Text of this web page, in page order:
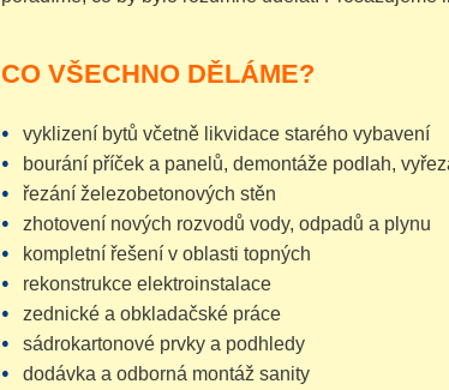
CO VŠECHNO DĚLÁME?
vyklizení bytů včetně likvidace starého vybavení
bourání příček a panelů, demontáže podlah,
řezání železobetonových stěn
zhotovení nových rozvodů vody, odpadů a plynu
kompletní řešení v oblasti topných
rekonstrukce elektroinstalace
zednické a obkladačské práce
sádrokartonové prvky a podhledy
dodávka a odborná montáž sanity